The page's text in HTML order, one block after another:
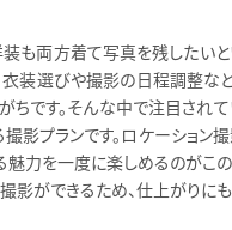
装も両方着て写真を残したい
衣装選びや撮影の日程調整な
ちです。そんな中で注目され
影プランです。ロケーション
魅力を一度に楽しめるのがこ
影ができるため、仕上がりに